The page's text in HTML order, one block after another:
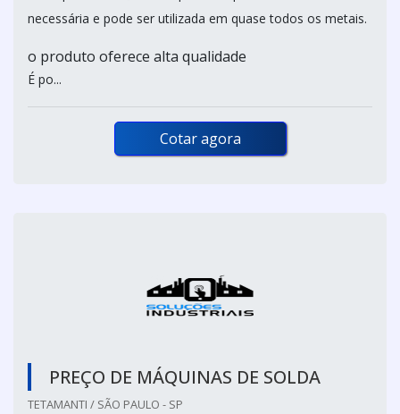
necessária e pode ser utilizada em quase todos os metais.
o produto oferece alta qualidade
É po...
Cotar agora
PREÇO DE MÁQUINAS DE SOLDA
TETAMANTI / SÃO PAULO - SP